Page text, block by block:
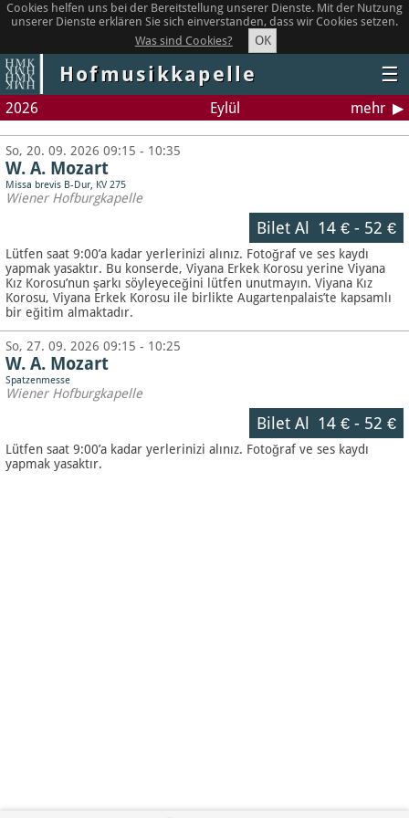
Cookies helfen uns bei der Bereitstellung unserer Dienste. Mit der Nutzung
unserer Dienste erklären Sie sich einverstanden, dass wir Cookies setzen.
Was sind Cookies?
OK
Hofmusikkapelle ☰
2026 Eylül mehr
So, 20. 09. 2026 09:15 - 10:35
W. A. Mozart
Missa brevis B-Dur, KV 275
Wiener Hofburgkapelle
Bilet Al 14 €- 52 €
Lütfen saat 9:00’a kadar yerlerinizi alınız. Fotoğraf ve ses kaydı
yapmak yasaktır. Bu konserde, Viyana Erkek Korosu yerine Viyana
Kız Korosu’nun şarkı söyleyeceğini lütfen unutmayın. Viyana Kız
Korosu, Viyana Erkek Korosu ile birlikte Augartenpalais’te kapsamlı
bir eğitim almaktadır.
So, 27. 09. 2026 09:15 - 10:25
W. A. Mozart
Spatzenmesse
Wiener Hofburgkapelle
Bilet Al 14 €- 52 €
Lütfen saat 9:00’a kadar yerlerinizi alınız. Fotoğraf ve ses kaydı
yapmak yasaktır.